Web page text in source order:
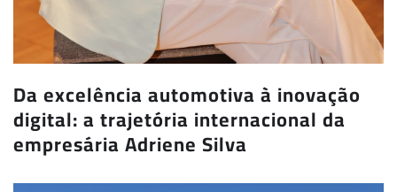
Da excelência automotiva à inovação
digital: a trajetória internacional da
empresária Adriene Silva